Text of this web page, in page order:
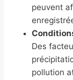
peuvent
Des
pollution